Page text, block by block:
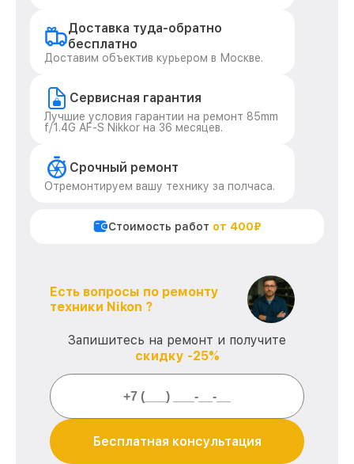
Доставка туда-обратно
бесплатно
Доставим объектив курьером в Москве.
Сервисная гарантия
Лучшие условия гарантии на ремонт 85mm
f/1.4G AF-S Nikkor на 36 месяцев.
Срочный ремонт
Отремонтируем вашу технику за полчаса.
Стоимость работ от 400₽
Есть вопросы по ремонту
техники Nikon ?
Запишитесь на ремонт и получите
скидку -25%
Бесплатная консультация